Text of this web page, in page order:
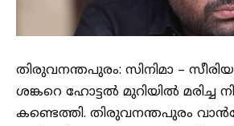
തിരുവനന്തപുരം: സിനിമാ –
ശങ്കറെ ഹോട്ടൽ മുറിയിൽ മരിച്ച
കണ്ടെത്തി. തിരുവനന്തപുരം